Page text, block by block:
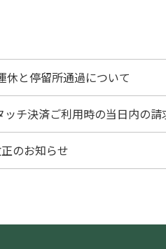
休と停留所通過について
チ決済ご利用時の当日内の
のお知らせ